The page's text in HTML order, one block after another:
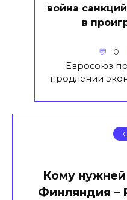
война
в
0
Евросоюз
продлении
Кому
Финляндия –